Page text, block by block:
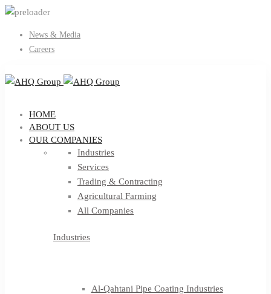
News & Media
Careers
HOME
ABOUT US
OUR COMPANIES
Industries
Services
Trading & Contracting
Agricultural Farming
All Companies
Industries
Al-Qahtani Pipe Coating Industries